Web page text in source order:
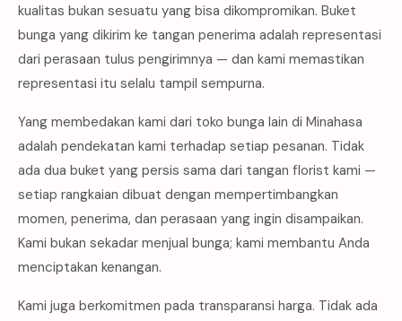
kualitas bukan sesuatu yang bisa dikompromikan. Buket
bunga yang dikirim ke tangan penerima adalah representasi
dari perasaan tulus pengirimnya — dan kami memastikan
representasi itu selalu tampil sempurna.
Yang membedakan kami dari toko bunga lain di Minahasa
adalah pendekatan kami terhadap setiap pesanan. Tidak
ada dua buket yang persis sama dari tangan florist kami —
setiap rangkaian dibuat dengan mempertimbangkan
momen, penerima, dan perasaan yang ingin disampaikan.
Kami bukan sekadar menjual bunga; kami membantu Anda
menciptakan kenangan.
Kami juga berkomitmen pada transparansi harga. Tidak ada